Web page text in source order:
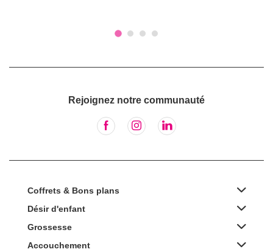
Rejoignez notre communauté
Coffrets & Bons plans
Désir d'enfant
Grossesse
Accouchement